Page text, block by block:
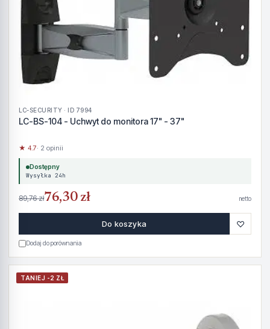
LC-SECURITY · ID 7994
LC-BS-104 - Uchwyt do monitora 17" - 37"
★ 4.7· 2 opinii
Dostępny
Wysyłka 24h
89,76 zł76,30 zł netto
Do koszyka ♡
Dodaj do porównania
TANIEJ -2 ZŁ